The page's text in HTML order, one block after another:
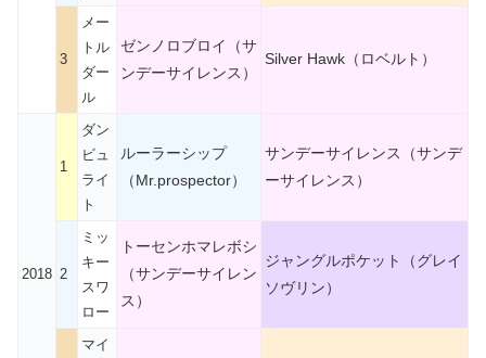
3
メー
トル
ダー
ル
ゼンノロブロイ（サ
ンデーサイレンス）
Silver Hawk（ロベルト）
2018
1
ダン
ビュ
ライ
ト
ルーラーシップ
（Mr.prospector）
サンデーサイレンス（サンデ
ーサイレンス）
2
ミッ
キー
スワ
ロー
トーセンホマレボシ
（サンデーサイレン
ス）
ジャングルポケット（グレイ
ソヴリン）
マイ